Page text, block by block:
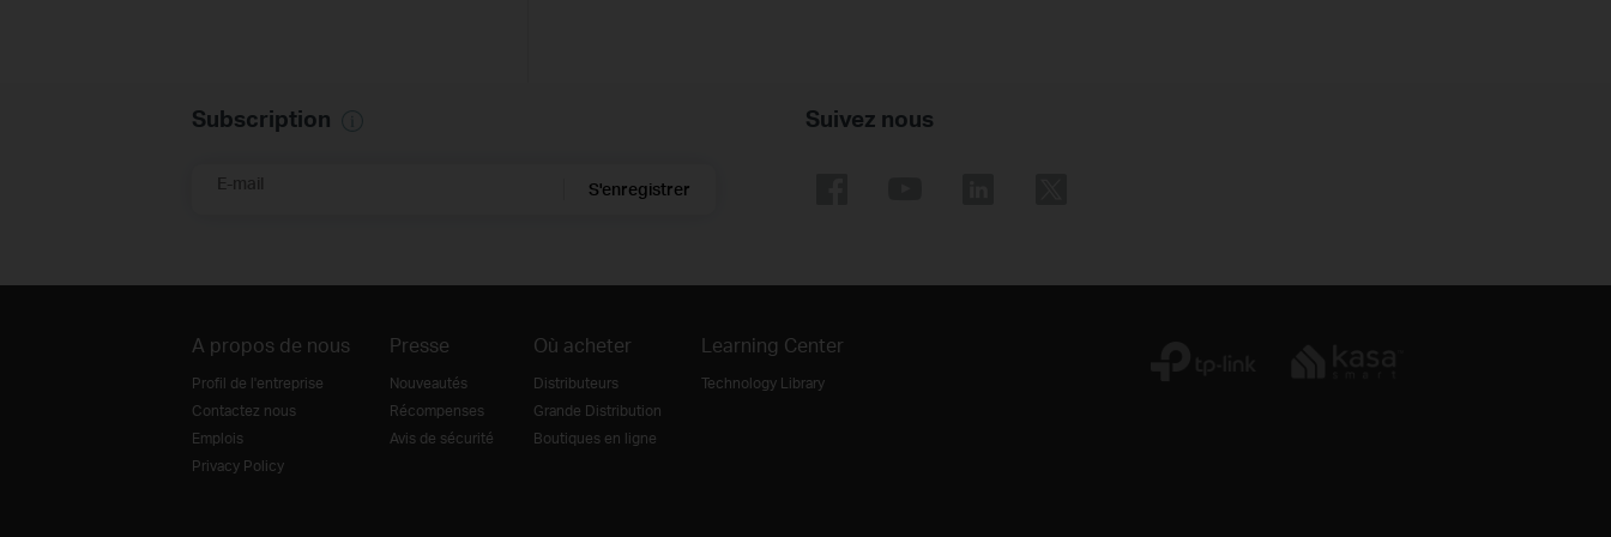
Subscription
E-mail S'enregistrer
Suivez nous
A propos de nous
Profil de l'entreprise
Contactez nous
Emplois
Privacy Policy
Presse
Nouveautés
Récompenses
Avis de sécurité
Où acheter
Distributeurs
Grande Distribution
Boutiques en ligne
Learning Center
Technology Library